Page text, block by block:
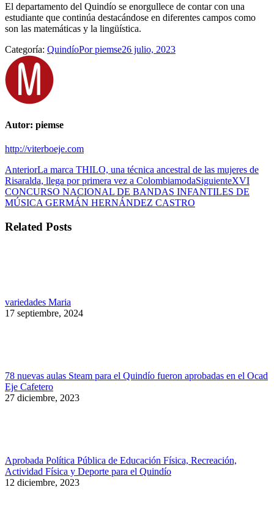
El departamento del Quindío se enorgullece de contar con una
estudiante que continúa destacándose en diferentes campos como
son las matemáticas y la lingüística.
Categoría: QuindíoPorpiemse26 julio, 2023
Autor: piemse
http://viterboeje.com
Navegación
entre
publicaciones
AnteriorPublicación
anterior:
La marca THILO, una técnica ancestral de las mujeres de
Risaralda, llega por primera vez a ColombiamodaSiguiente
siguiente:
XVI
CONCURSO NACIONAL DE BANDAS INFANTILES DE
MÚSICA GERMÁN HERNÁNDEZ CASTRO
Related Posts
variedades Maria
17 septiembre, 2024
78 nuevas aulas Steam para el Quindío fueron aprobadas en el Ocad
Eje Cafetero
27 diciembre, 2023
Aprobada Política Pública de Educación Física, Recreación,
Actividad Física y Deporte para el Quindío
12 diciembre, 2023